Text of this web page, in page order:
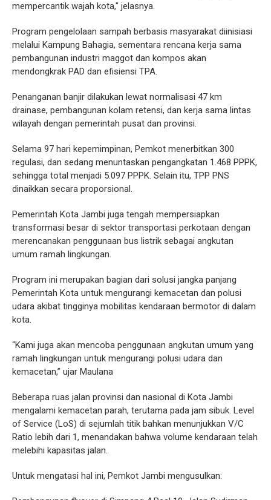
mempercantik wajah kota," jelasnya.
Program pengelolaan sampah berbasis masyarakat diinisiasi
melalui Kampung Bahagia, sementara rencana kerja sama
pembangunan industri maggot dan kompos akan
mendongkrak PAD dan efisiensi TPA.
Penanganan banjir dilakukan lewat normalisasi 47 km
drainase, pembangunan kolam retensi, dan kerja sama lintas
wilayah dengan pemerintah pusat dan provinsi.
Selama 97 hari kepemimpinan, Pemkot menerbitkan 300
regulasi, dan sedang menuntaskan pengangkatan 1.468 PPPK,
sehingga total menjadi 5.097 PPPK. Selain itu, TPP PNS
dinaikkan secara proporsional.
Pemerintah Kota Jambi juga tengah mempersiapkan
transformasi besar di sektor transportasi perkotaan dengan
merencanakan penggunaan bus listrik sebagai angkutan
umum ramah lingkungan.
Program ini merupakan bagian dari solusi jangka panjang
Pemerintah Kota untuk mengurangi kemacetan dan polusi
udara akibat tingginya mobilitas kendaraan bermotor di dalam
kota.
“Kami juga akan mencoba penggunaan angkutan umum yang
ramah lingkungan untuk mengurangi polusi udara dan
kemacetan,” ujar Maulana
Beberapa ruas jalan provinsi dan nasional di Kota Jambi
mengalami kemacetan parah, terutama pada jam sibuk. Level
of Service (LoS) di sejumlah titik bahkan menunjukkan V/C
Ratio lebih dari 1, menandakan bahwa volume kendaraan telah
melebihi kapasitas jalan.
Untuk mengatasi hal ini, Pemkot Jambi mengusulkan: